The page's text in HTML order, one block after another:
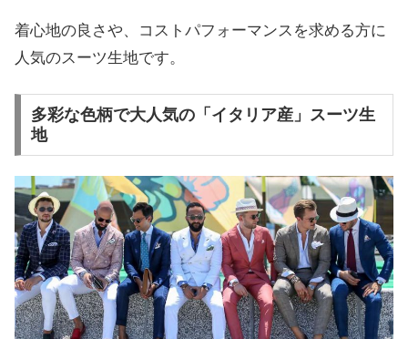
着心地の良さや、コストパフォーマンスを求める方に
人気のスーツ生地です。
多彩な色柄で大人気の「イタリア産」スーツ生
地